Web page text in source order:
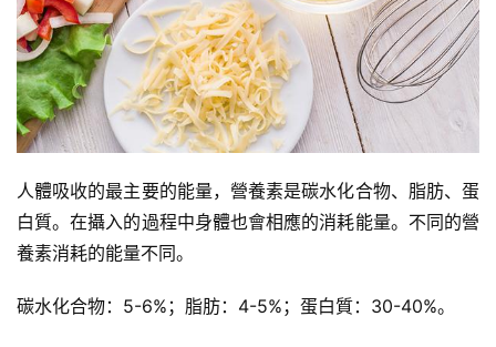
人體吸收的最主要的能量，營養素是碳水化合物、脂肪、蛋
白質。在攝入的過程中身體也會相應的消耗能量。不同的營
養素消耗的能量不同。
碳水化合物：5-6%；脂肪：4-5%；蛋白質：30-40%。